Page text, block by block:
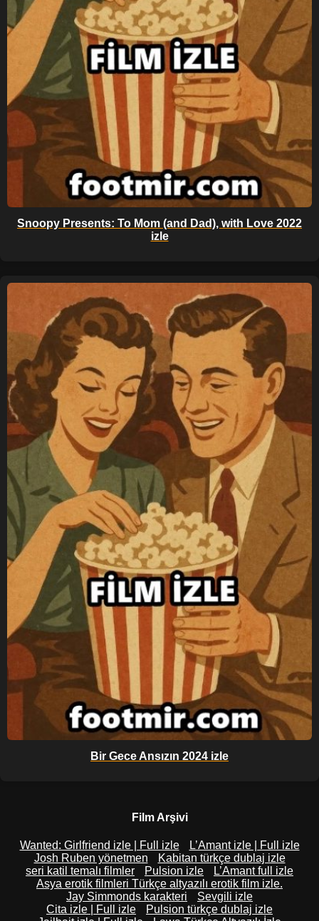
Snoopy Presents: To Mom (and Dad), with Love 2022
izle
Bir Gece Ansızın 2024 izle
Film Arşivi
Wanted: Girlfriend izle | Full izle
L’Amant izle | Full izle
Josh Ruben yönetmen
Kabitan türkçe dublaj izle
seri katil temalı filmler
Pulsion izle
L’Amant full izle
Asya erotik filmleri Türkçe altyazılı erotik film izle.
Jay Simmonds karakteri
Sevgili izle
Cita izle | Full izle
Pulsion türkçe dublaj izle